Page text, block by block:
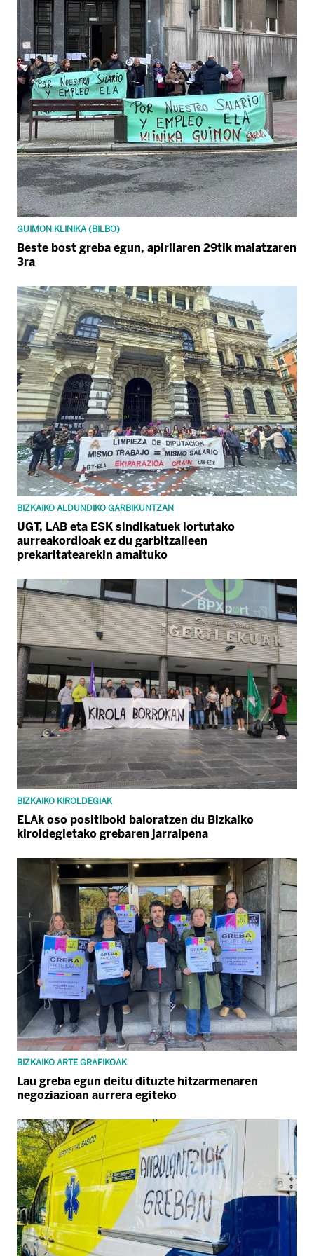
GUIMON KLINIKA (BILBO)
Beste bost greba egun, apirilaren 29tik maiatzaren
3ra
BIZKAIKO ALDUNDIKO GARBIKUNTZAN
UGT, LAB eta ESK sindikatuek lortutako
aurreakordioak ez du garbitzaileen
prekaritatearekin amaituko
BIZKAIKO KIROLDEGIAK
ELAk oso positiboki baloratzen du Bizkaiko
kiroldegietako grebaren jarraipena
BIZKAIKO ARTE GRAFIKOAK
Lau greba egun deitu dituzte hitzarmenaren
negoziazioan aurrera egiteko